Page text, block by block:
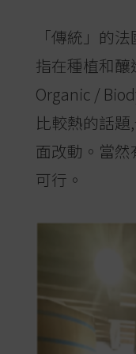
「傳統」的
指在種植和釀
Organic /
比較熱的話
面改動。當
可行。